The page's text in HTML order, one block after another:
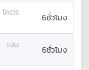
โคตร
6ชั่วโมง
เงิน
6ชั่วโมง